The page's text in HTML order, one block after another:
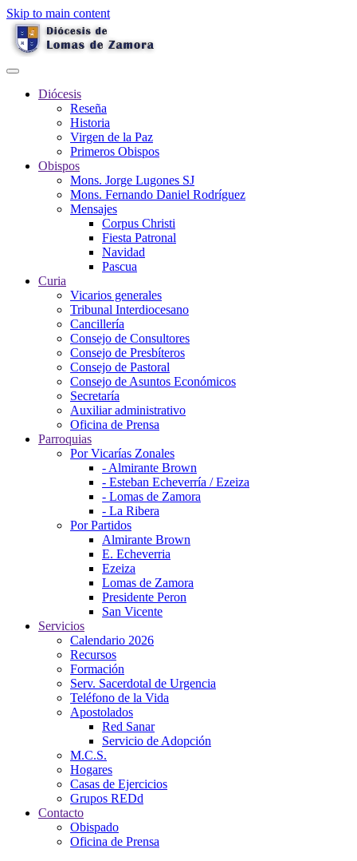
Skip to main content
Diócesis
Reseña
Historia
Virgen de la Paz
Primeros Obispos
Obispos
Mons. Jorge Lugones SJ
Mons. Fernando Daniel Rodríguez
Mensajes
Corpus Christi
Fiesta Patronal
Navidad
Pascua
Curia
Vicarios generales
Tribunal Interdiocesano
Cancillería
Consejo de Consultores
Consejo de Presbíteros
Consejo de Pastoral
Consejo de Asuntos Económicos
Secretaría
Auxiliar administrativo
Oficina de Prensa
Parroquias
Por Vicarías Zonales
- Almirante Brown
- Esteban Echeverría / Ezeiza
- Lomas de Zamora
- La Ribera
Por Partidos
Almirante Brown
E. Echeverria
Ezeiza
Lomas de Zamora
Presidente Peron
San Vicente
Servicios
Calendario 2026
Recursos
Formación
Serv. Sacerdotal de Urgencia
Teléfono de la Vida
Apostolados
Red Sanar
Servicio de Adopción
M.C.S.
Hogares
Casas de Ejercicios
Grupos REDd
Contacto
Obispado
Oficina de Prensa